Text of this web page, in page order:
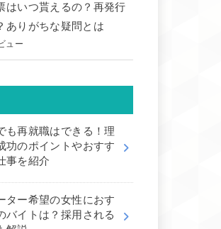
はいつ貰えるの？再発行
ありがちな疑問とは
ュー
も再就職はできる！理
功のポイントやおすす
事を紹介
ター希望の女性におす
バイトは？採用される